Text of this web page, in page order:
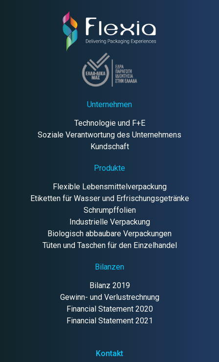
Unternehmen
Technologie und F+E
Soziale Verantwortung des Unternehmens
Kundschaft
Produkte
Flexible Lebensmittelverpackung
Etiketten für Wasser und Erfrischungsgetränke
Schrumpffolien
Industrielle Verpackung
Biologisch abbaubare Verpackungen
Tüten und Taschen für den Einzelhandel
Bilanzen
Bilanz 2019
Gewinn- und Verlustrechnung
Financial Statement 2020
Financial Statement 2021
Kontakt